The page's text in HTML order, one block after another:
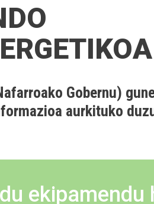
Gobernu)
aurkituko
ekipamendu